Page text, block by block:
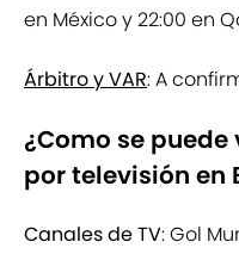
en México y 22:00 en
Árbitro y VAR: A
¿Como se
por televisión en
Canales de TV: Gol